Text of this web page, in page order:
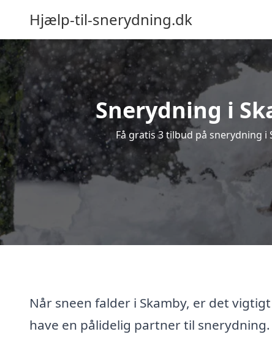
Hjælp-til-snerydning.dk
Snerydning i
Få gratis 3 tilbud på snerydning
Når sneen falder i Skamby, er det
have en pålidelig partner til snerydning.